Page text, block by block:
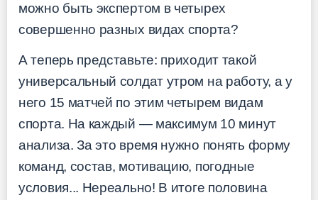
можно быть экспертом в четырех
совершенно разных видах спорта?
А теперь представьте: приходит такой
универсальный солдат утром на работу, а у
него 15 матчей по этим четырем видам
спорта. На каждый — максимум 10 минут
анализа. За это время нужно понять форму
команд, состав, мотивацию, погодные
условия... Нереально! В итоге половина